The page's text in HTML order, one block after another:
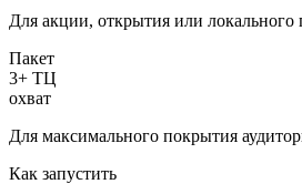
Для акции, открытия или локального
Пакет
3+ ТЦ
охват
Для максимального покрытия
Как запустить